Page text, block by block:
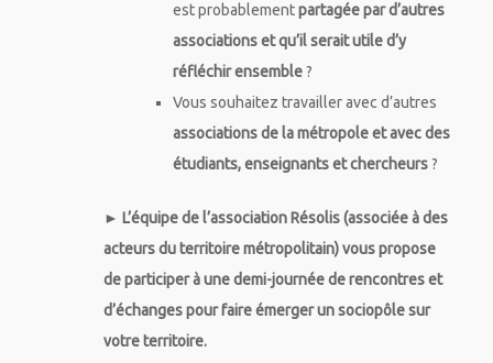
est probablementpartagée par d’autres
associations et qu’il serait utile d’y
réfléchir ensemble?
Vous souhaitez travailler avec d’autres
associations de la métropole et avec des
étudiants, enseignants et chercheurs?
► L’équipe de l’association Résolis (associée à des
acteurs du territoire métropolitain) vous propose
de participer à une demi-journée de rencontres et
d’échanges pour faire émerger un sociopôle sur
votre territoire.